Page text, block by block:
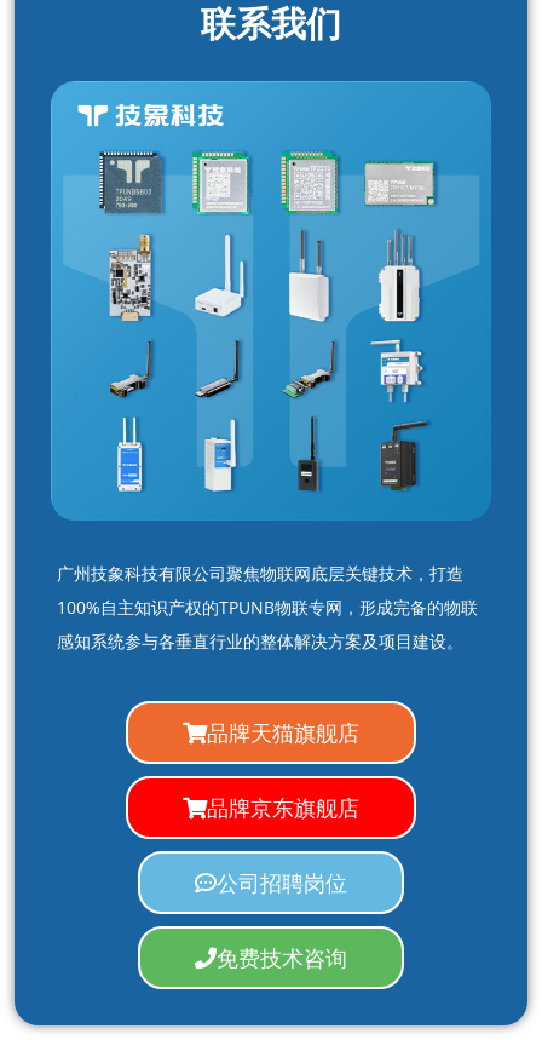
联系我们
广州技象科技有限公司聚焦物联网底层关键技术，打造
100%自主知识产权的TPUNB物联专网，形成完备的物联
感知系统参与各垂直行业的整体解决方案及项目建设。
品牌天猫旗舰店
品牌京东旗舰店
公司招聘岗位
免费技术咨询